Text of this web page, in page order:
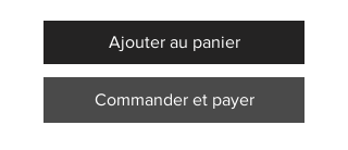
Ajouter au panier
Commander et payer